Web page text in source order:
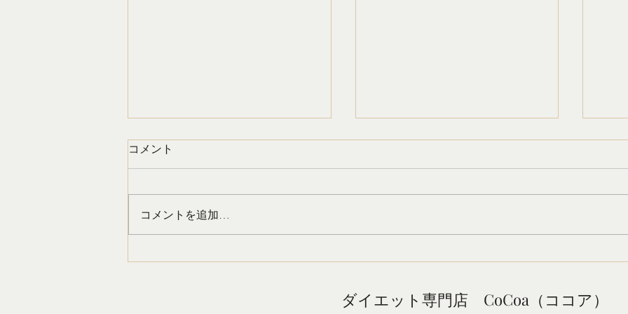
夏はすぐそこ！！！！
梅雨が明けると、いよいよ夏本
着など、肌を見せる機会が一気に
増えてきます。 「もう少しお腹
を引き締めたい」 「二の腕をス
ダイエットをしているの
んか？ 朝、体重計の数字を見て
重のほとんどが脂肪ではないこと
をご存じでしょうか？ 1.1日で脂
施
なぜ
流が
コメント
コメントを追加…
ダイエット専門店 CoCoa（ココア）